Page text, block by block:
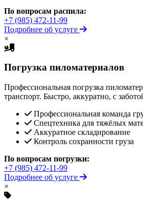
По вопросам распила:
+7 (985) 472-11-99
Подробнее об услуге
×
Погрузка пиломатериалов
Профессиональная погрузка
транспорт. Быстро, аккуратно, с
Профессиональная команда
Спецтехника для тяжёлых
Аккуратное складирование
Контроль сохранности груза
По вопросам погрузки:
+7 (985) 472-11-99
Подробнее об услуге
×